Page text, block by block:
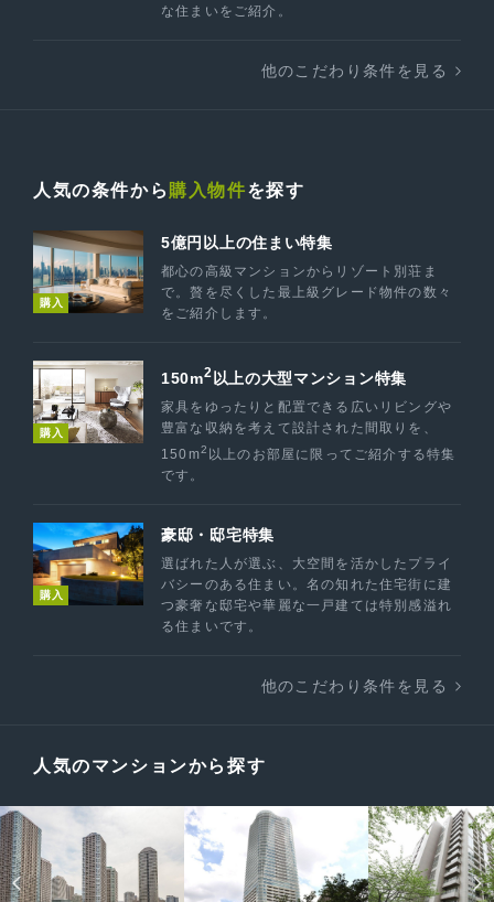
な住まいをご紹介。
他のこだわり条件を見る
人気の条件から 購入物件を探す
購入
5億円以上の住まい特集
都心の高級マンションからリゾート別荘ま
で。贅を尽くした最上級グレード物件の数々
をご紹介します。
購入
150m2 以上の大型マンション特集
家具をゆったりと配置できる広いリビングや
豊富な収納を考えて設計された間取りを、
150m2 以上のお部屋に限ってご紹介する特集
です。
購入
豪邸・邸宅特集
選ばれた人が選ぶ、大空間を活かしたプライ
バシーのある住まい。名の知れた住宅街に建
つ豪奢な邸宅や華麗な一戸建ては特別感溢れ
る住まいです。
他のこだわり条件を見る
人気のマンションから探す